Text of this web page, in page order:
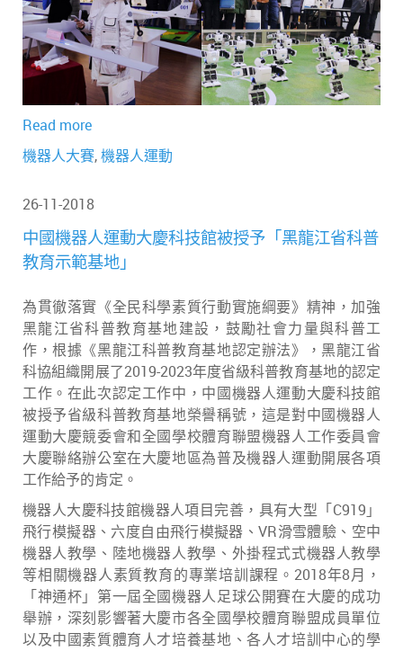
Read more
機器人大賽,機器人運動
26-11-2018
中國機器人運動大慶科技館被授予「黑龍江省科普
教育示範基地」
為貫徹落實《全民科學素質行動實施綱要》精神，加強
黑龍江省科普教育基地建設，鼓勵社會力量與科普工
作，根據《黑龍江科普教育基地認定辦法》，黑龍江省
科協組織開展了2019-2023年度省級科普教育基地的認定
工作。在此次認定工作中，中國機器人運動大慶科技館
被授予省級科普教育基地榮譽稱號，這是對中國機器人
運動大慶競委會和全國學校體育聯盟機器人工作委員會
大慶聯絡辦公室在大慶地區為普及機器人運動開展各項
工作給予的肯定。
機器人大慶科技館機器人項目完善，具有大型「C919」
飛行模擬器、六度自由飛行模擬器、VR滑雪體驗、空中
機器人教學、陸地機器人教學、外掛程式式機器人教學
等相關機器人素質教育的專業培訓課程。2018年8月，
「神通杯」第一屆全國機器人足球公開賽在大慶的成功
舉辦，深刻影響著大慶市各全國學校體育聯盟成員單位
以及中國素質體育人才培養基地、各人才培訓中心的學